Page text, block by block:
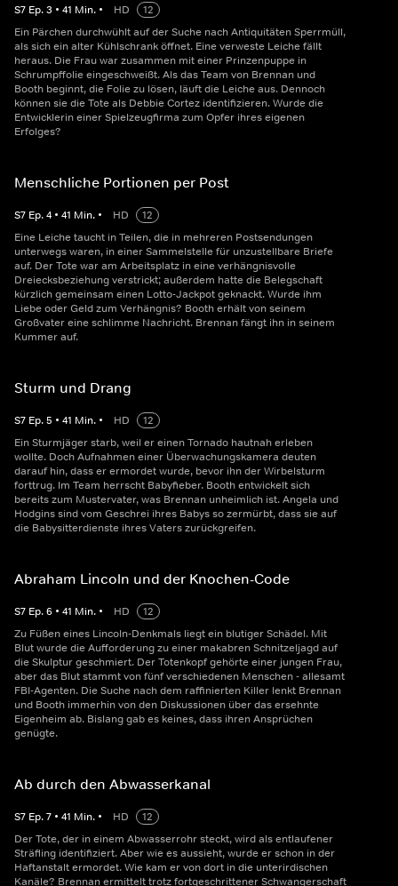
S7 Ep.3 • 41 Min. • HD
12
Ein Pärchen durchwühlt auf der Suche nach Antiquitäten Sperrmüll,
als sich ein alter Kühlschrank öffnet. Eine verweste Leiche fällt
heraus. Die Frau war zusammen mit einer Prinzenpuppe in
Schrumpffolie eingeschweißt. Als das Team von Brennan und
Booth beginnt, die Folie zu lösen, läuft die Leiche aus. Dennoch
können sie die Tote als Debbie Cortez identifizieren. Wurde die
Entwicklerin einer Spielzeugfirma zum Opfer ihres eigenen
Erfolges?
Menschliche Portionen per Post
S7 Ep.4 • 41 Min. • HD
12
Eine Leiche taucht in Teilen, die in mehreren Postsendungen
unterwegs waren, in einer Sammelstelle für unzustellbare Briefe
auf. Der Tote war am Arbeitsplatz in eine verhängnisvolle
Dreiecksbeziehung verstrickt; außerdem hatte die Belegschaft
kürzlich gemeinsam einen Lotto-Jackpot geknackt. Wurde ihm
Liebe oder Geld zum Verhängnis? Booth erhält von seinem
Großvater eine schlimme Nachricht. Brennan fängt ihn in seinem
Kummer auf.
Sturm und Drang
S7 Ep.5 • 41 Min. • HD
12
Ein Sturmjäger starb, weil er einen Tornado hautnah erleben
wollte. Doch Aufnahmen einer Überwachungskamera deuten
darauf hin, dass er ermordet wurde, bevor ihn der Wirbelsturm
forttrug. Im Team herrscht Babyfieber. Booth entwickelt sich
bereits zum Mustervater, was Brennan unheimlich ist. Angela und
Hodgins sind vom Geschrei ihres Babys so zermürbt, dass sie auf
die Babysitterdienste ihres Vaters zurückgreifen.
Abraham Lincoln und der Knochen-Code
S7 Ep.6 • 41 Min. • HD
12
Zu Füßen eines Lincoln-Denkmals liegt ein blutiger Schädel. Mit
Blut wurde die Aufforderung zu einer makabren Schnitzeljagd auf
die Skulptur geschmiert. Der Totenkopf gehörte einer jungen Frau,
aber das Blut stammt von fünf verschiedenen Menschen - allesamt
FBI-Agenten. Die Suche nach dem raffinierten Killer lenkt Brennan
und Booth immerhin von den Diskussionen über das ersehnte
Eigenheim ab. Bislang gab es keines, dass ihren Ansprüchen
genügte.
Ab durch den Abwasserkanal
S7 Ep.7 • 41 Min. • HD
12
Der Tote, der in einem Abwasserrohr steckt, wird als entlaufener
Sträfling identifiziert. Aber wie es aussieht, wurde er schon in der
Haftanstalt ermordet. Wie kam er von dort in die unterirdischen
Kanäle? Brennan ermittelt trotz fortgeschrittener Schwangerschaft